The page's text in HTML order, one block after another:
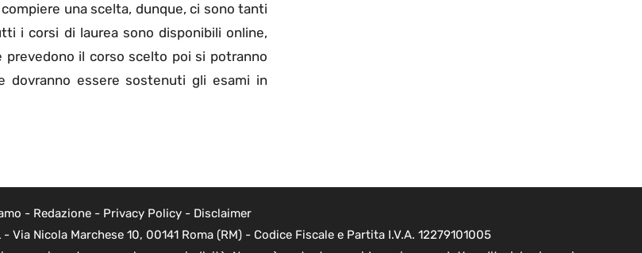
una scelta, dunque, ci sono tanti
i corsi di laurea sono disponibili online,
il corso scelto poi si potranno
dovranno essere sostenuti gli esami in
- Redazione- Privacy Policy- Disclaimer
Nicola Marchese 10, 00141 Roma (RM) - Codice Fiscale e Partita I.V.A. 12279101005